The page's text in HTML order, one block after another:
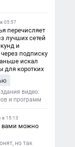
05:57
перечисляет
лучших сетей
и
подписку
искал
для коротких
с акцентом на
Image V2
видео:
и программ
в 15:13
вами можно
но так